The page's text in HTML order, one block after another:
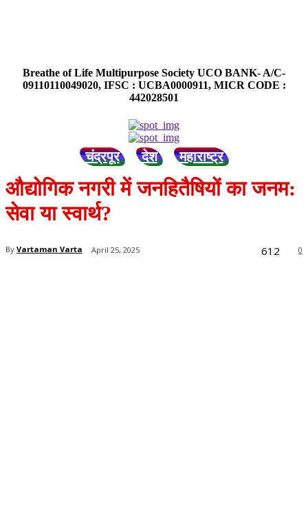
Breathe of Life Multipurpose Society UCO BANK- A/C-
09110110049020, IFSC : UCBA0000911, MICR CODE :
442028501
चंद्रपूर देश महाराष्ट्र
औद्योगिक नगरी में जनहितैषियों का जनम:
सेवा या स्वार्थ?
By Vartaman Varta April 25, 2025 0
612